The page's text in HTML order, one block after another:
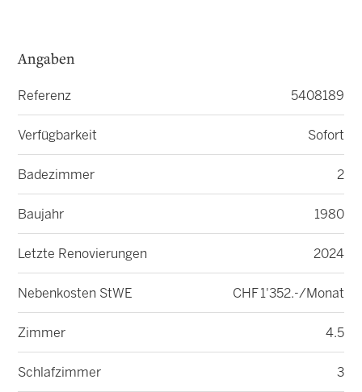
Angaben
Referenz 5408189
Verfügbarkeit Sofort
Badezimmer 2
Baujahr 1980
Letzte Renovierungen 2024
Nebenkosten StWE CHF 1'352.-/Monat
Zimmer 4.5
Schlafzimmer 3